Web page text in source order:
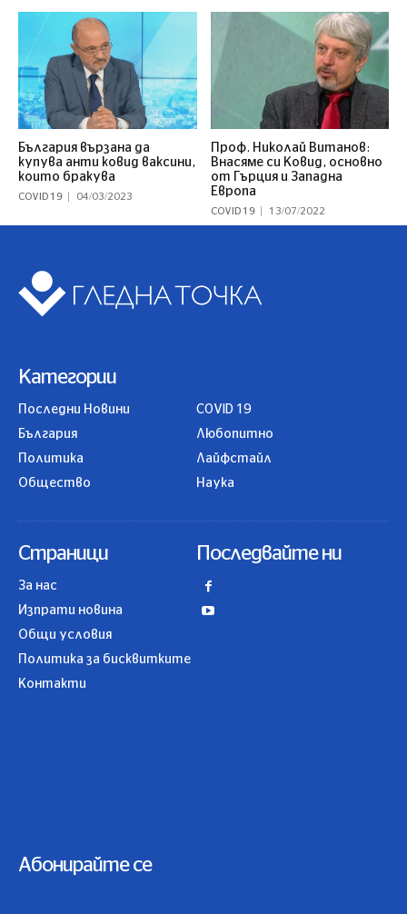
България вързана да
купува анти ковид ваксини,
които бракува
COVID 19 04/03/2023
Проф. Николай Витанов:
Внасяме си Ковид, основно
от Гърция и Западна
Европа
COVID 19 13/07/2022
Категории
Последни Новини
България
Политика
Общество
COVID 19
Любопитно
Лайфстайл
Наука
Страници
За нас
Изпрати новина
Общи условия
Политика за бисквитките
Контакти
Последвайте ни
Абонирайте се